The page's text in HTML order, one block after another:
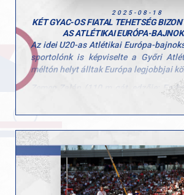
2025-08-18
KÉT GYAC-OS FIATAL TEHETSÉG
AS ATLÉTIKAI EURÓPA-
Az idei U20-as Atlétikai Európa-
sportolónk is képviselte a Győri
méltón helyt álltak Európa legjobbjai
Zemen Zalán (110 m gát, edzője:
a selejtezőből helyezéssel jutott
a 10. helyen került be a
összesítésben a 23. helyen zárt. A 110
hibalehetőségekkel teli szám, és
fókusszal, erős formában versenyzett.
Fekete Sára (3000 m, edzője:
2009-es születésűként a mezőny